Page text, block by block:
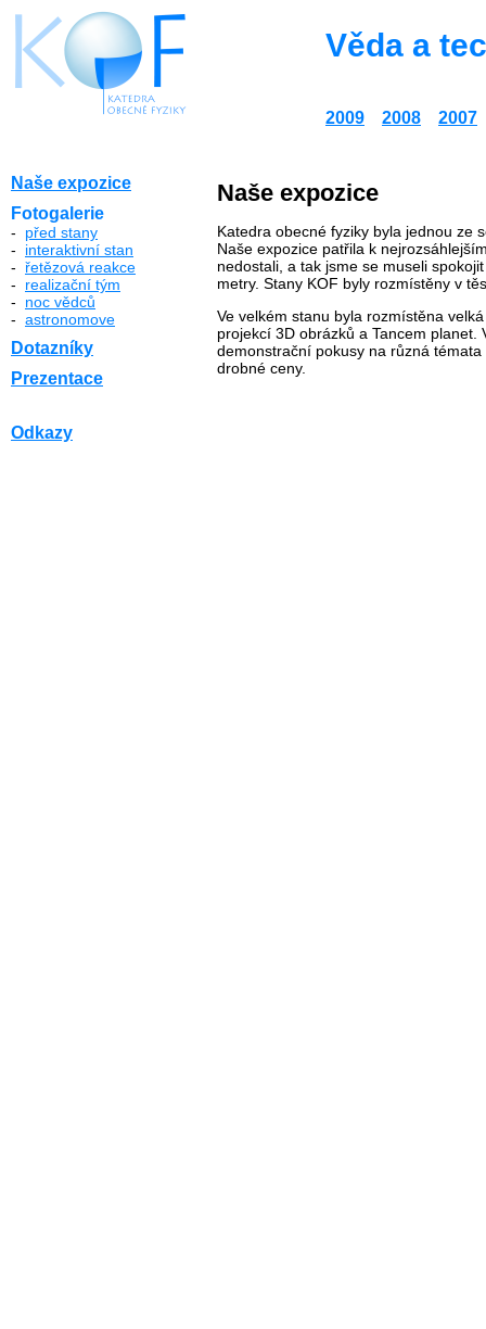
Věda a
2009 2008 2007
Naše expozice
Fotogalerie
- před stany
- interaktivní stan
- řetězová reakce
- realizační tým
- noc vědců
- astronomove
Dotazníky
Prezentace
Odkazy
Naše expozice
Katedra obecné fyziky byla jednou ze
Naše expozice patřila k
nedostali, a tak jsme se museli
metry. Stany KOF byly rozmístěny v
Ve velkém stanu byla rozmístěna
projekcí 3D obrázků a Tancem
demonstrační pokusy na různá
drobné ceny.